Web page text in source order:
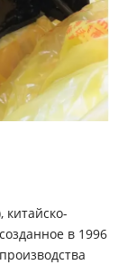
китайско-
в 1996